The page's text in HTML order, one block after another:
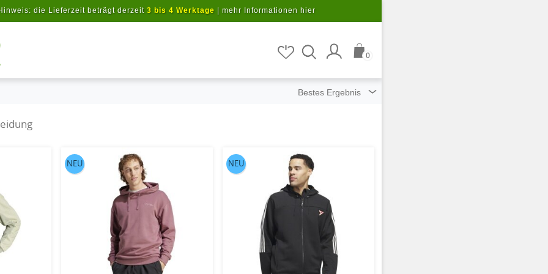
die Lieferzeit beträgt derzeit 3 bis 4 Werktage mehr Informationen hier
0
NEU NEU